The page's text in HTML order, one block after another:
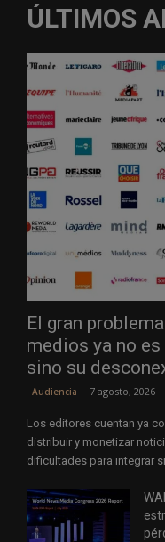
ÚLTIMOS
El gran
medios ya no
sino su
Audiencia 7 agosto, 2026
Los editores cuentan ya
distribuir y monetizar
dificultades para integrar